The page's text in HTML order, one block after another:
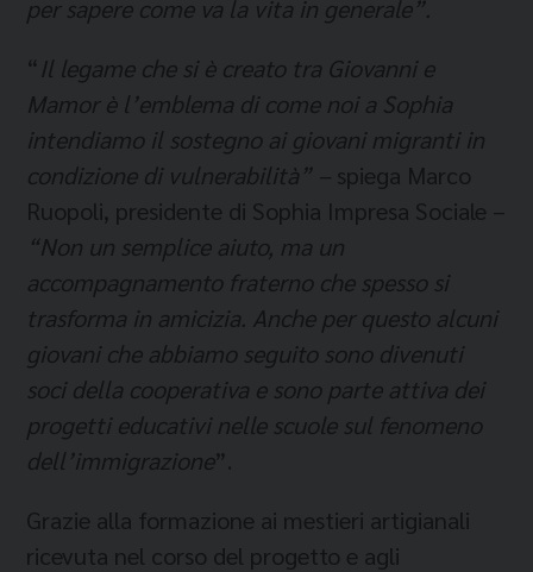
per sapere come va la vita in generale”.
“ Il legame che si è creato tra Giovanni e
Mamor è l’emblema di come noi a Sophia
intendiamo il sostegno ai giovani migranti in
condizione di vulnerabilità” – spiega Marco
Ruopoli, presidente di Sophia Impresa Sociale –
“Non un semplice aiuto, ma un
accompagnamento fraterno che spesso si
trasforma in amicizia. Anche per questo alcuni
giovani che abbiamo seguito sono divenuti
soci della cooperativa e sono parte attiva dei
progetti educativi nelle scuole sul fenomeno
dell’immigrazione”.
Grazie alla formazione ai mestieri artigianali
ricevuta nel corso del progetto e agli